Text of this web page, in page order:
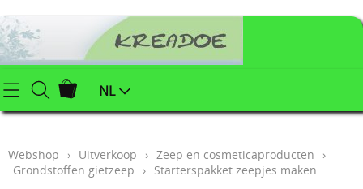
Startpagina
Klei (keramiek) benodigdheden
Info
NL
Webshop › Uitverkoop › Zeep en cosmeticaproducten
›
Grondstoffen gietzeep
› Starterspakket zeepjes maken